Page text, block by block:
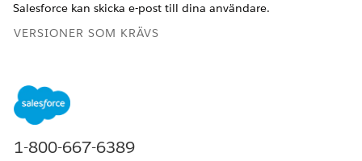
Salesforce kan skicka e-post till dina användare.
VERSIONER SOM KRÄVS
Tillgängliga i: alla versioner förutom
Starter
Att tänka på vad gäller DKIM-nycklar
1-800-667-6389